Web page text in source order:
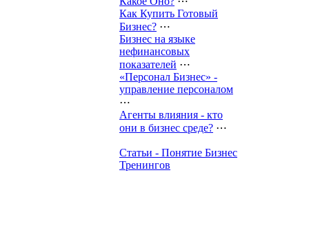
Как Купить Готовый
Бизнес? ⋯
Бизнес на языке
нефинансовых
показателей ⋯
«Персонал Бизнес» -
управление персоналом
⋯
Агенты влияния - кто
они в бизнес среде? ⋯
Статьи - Понятие Бизнес
Тренингов